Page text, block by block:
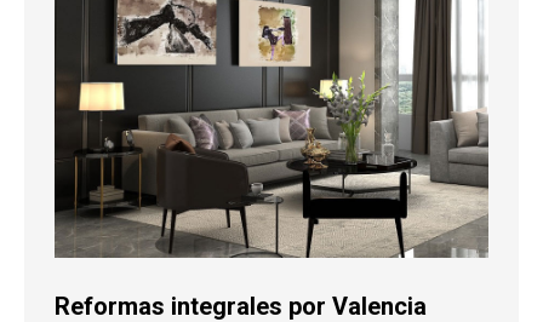
Reformas integrales por Valencia